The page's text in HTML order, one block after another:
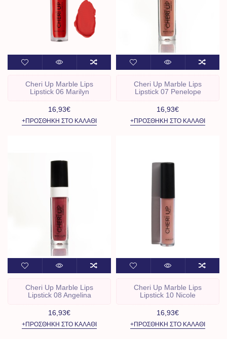
Cheri Up Marble Lips
Lipstick 06 Marilyn
16,93€
+ΠΡΟΣΘΉΚΗ ΣΤΟ ΚΑΛΆΘΙ
Cheri Up Marble Lips
Lipstick 07 Penelope
16,93€
+ΠΡΟΣΘΉΚΗ ΣΤΟ ΚΑΛΆΘΙ
Cheri Up Marble Lips
Lipstick 08 Angelina
16,93€
+ΠΡΟΣΘΉΚΗ ΣΤΟ ΚΑΛΆΘΙ
Cheri Up Marble Lips
Lipstick 10 Nicole
16,93€
+ΠΡΟΣΘΉΚΗ ΣΤΟ ΚΑΛΆΘΙ